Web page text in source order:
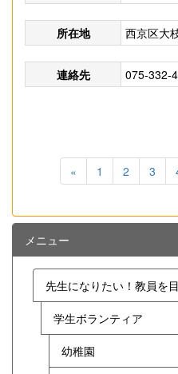
所在地 西京区大
連絡先 075-332-
« 1 2 3
メニュー
先生になりたい！教員を
学生ボランティア
幼稚園